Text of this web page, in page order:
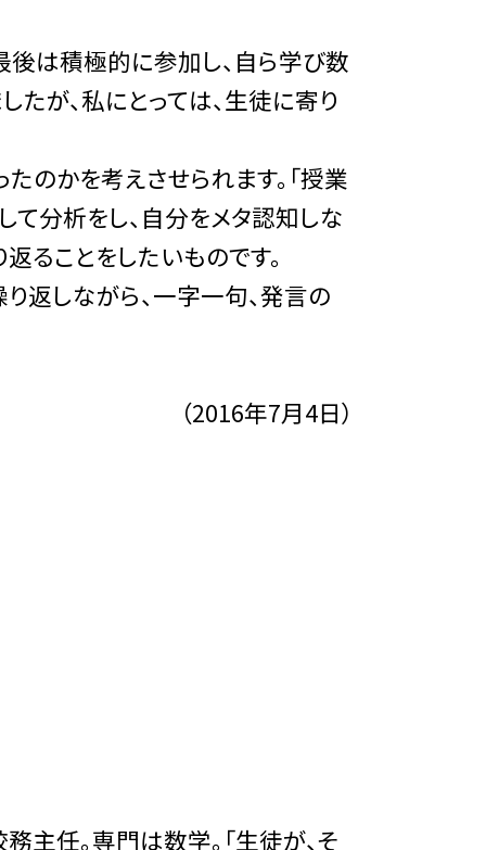
は積極的に参加し、自ら学び数
が、私にとっては、生徒に寄り
のかを考えさせられます。「授業
て分析をし、自分をメタ認知しな
ることをしたいものです。
返しながら、一字一句、発言の
（2016年7月4日）
任。専門は数学。「生徒が、そ